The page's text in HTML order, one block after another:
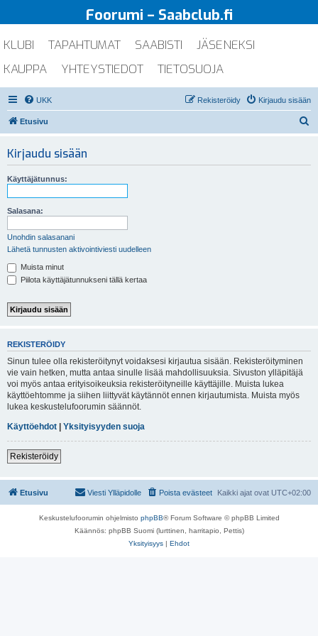
Foorumi – Saabclub.fi
KLUBI TAPAHTUMAT SAABISTI
JÄSENEKSI
KAUPPA
YHTEYSTIEDOT TIETOSUOJA
UKK Kirjaudu sisään
Rekisteröidy
Etusivu
Kirjaudu sisään
Käyttäjätunnus:
Salasana:
Unohdin salasanani
Lähetä tunnusten aktivointiviesti uudelleen
Muista minut
Piilota käyttäjätunnukseni tällä kertaa
REKISTERÖIDY
Sinun tulee olla rekisteröitynyt voidaksesi kirjautua sisään. Rekisteröityminen
vie vain hetken, mutta antaa sinulle lisää mahdollisuuksia. Sivuston ylläpitäjä
voi myös antaa erityisoikeuksia rekisteröityneille käyttäjille. Muista lukea
käyttöehtomme ja siihen liittyvät käytännöt ennen kirjautumista. Muista myös
lukea keskustelufoorumin säännöt.
Käyttöehdot | Yksityisyyden suoja
Rekisteröidy
Etusivu Kaikki ajat ovat UTC+02:00
Poista evästeet
Viesti Ylläpidolle
Keskustelufoorumin ohjelmisto phpBB® Forum Software © phpBB Limited
Käännös: phpBB Suomi (lurttinen, harritapio, Pettis)
Yksityisyys | Ehdot